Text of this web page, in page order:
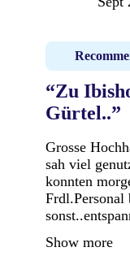
“Zu
Gürtel..”
Grosse
sah viel
konnten
Frdl.Personal
Show more